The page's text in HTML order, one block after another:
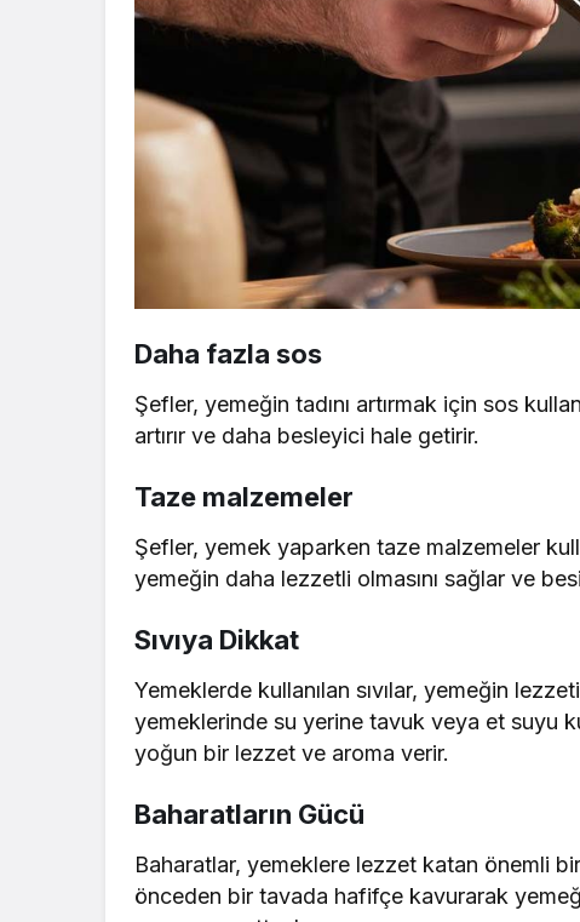
Daha fazla sos
Şefler, yemeğin tadını artırmak için sos
artırır ve daha besleyici hale getirir.
Taze malzemeler
Şefler, yemek yaparken taze malzemeler
yemeğin daha lezzetli olmasını sağlar ve
Sıvıya Dikkat
Yemeklerde kullanılan sıvılar, yemeğin
yemeklerinde su yerine tavuk veya et suyu
yoğun bir lezzet ve aroma verir.
Baharatların Gücü
Baharatlar, yemeklere lezzet katan önemli
önceden bir tavada hafifçe kavurarak